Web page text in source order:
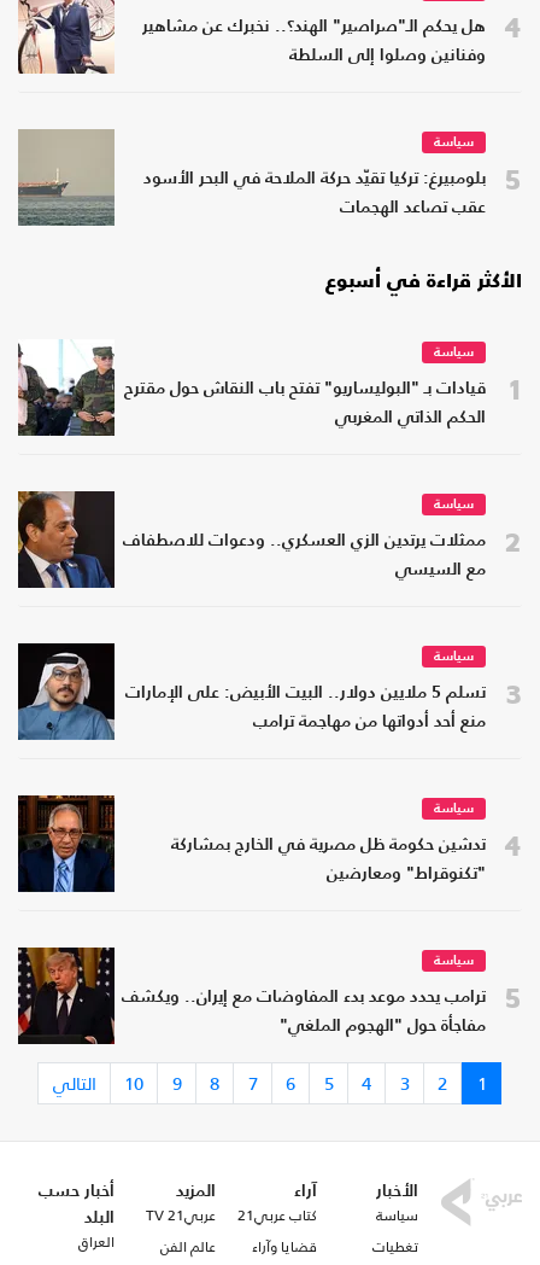
4
هل يحكم الـ"صراصير" الهند؟.. نخبرك عن مشاهير
وفنانين وصلوا إلى السلطة
5
سياسة
بلومبيرغ: تركيا تقيّد حركة الملاحة في البحر الأسود
عقب تصاعد الهجمات
الأكثر قراءة في أسبوع
1
سياسة
قيادات بـ "البوليساريو" تفتح باب النقاش حول مقترح
الحكم الذاتي المغربي
2
سياسة
ممثلات يرتدين الزي العسكري.. ودعوات للاصطفاف
مع السيسي
3
سياسة
تسلم 5 ملايين دولار.. البيت الأبيض: على الإمارات
منع أحد أدواتها من مهاجمة ترامب
4
سياسة
تدشين حكومة ظل مصرية في الخارج بمشاركة
"تكنوقراط" ومعارضين
5
سياسة
ترامب يحدد موعد بدء المفاوضات مع إيران.. ويكشف
مفاجأة حول "الهجوم الملغي"
1
2
3
4
5
6
7
8
9
10 التالي
الأخبار
سياسة
تغطيات
آراء
كتاب عربي21
قضايا وآراء
المزيد
عربي21 TV
عالم الفن
أخبار حسب
البلد
العراق